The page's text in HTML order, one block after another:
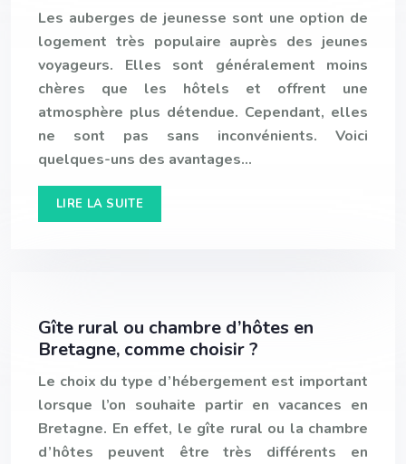
Les auberges de jeunesse sont une option de
logement très populaire auprès des jeunes
voyageurs. Elles sont généralement moins
chères que les hôtels et offrent une
atmosphère plus détendue. Cependant, elles
ne sont pas sans inconvénients. Voici
quelques-uns des avantages…
LIRE LA SUITE
Gîte rural ou chambre d’hôtes en
Bretagne, comme choisir ?
Le choix du type d’hébergement est important
lorsque l’on souhaite partir en vacances en
Bretagne. En effet, le gîte rural ou la chambre
d’hôtes peuvent être très différents en